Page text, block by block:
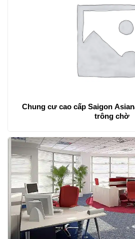
Chung cư cao cấp Saigon
trông chờ